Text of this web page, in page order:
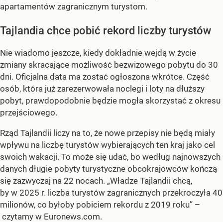
apartamentów zagranicznym turystom.
Tajlandia chce pobić rekord liczby turystów
Nie wiadomo jeszcze, kiedy dokładnie wejdą w życie
zmiany skracające możliwość bezwizowego pobytu do 30
dni. Oficjalna data ma zostać ogłoszona wkrótce. Część
osób, która już zarezerwowała noclegi i loty na dłuższy
pobyt, prawdopodobnie będzie mogła skorzystać z okresu
przejściowego.
Rząd Tajlandii liczy na to, że nowe przepisy nie będą miały
wpływu na liczbę turystów wybierających ten kraj jako cel
swoich wakacji. To może się udać, bo według najnowszych
danych długie pobyty turystyczne obcokrajowców kończą
się zazwyczaj na 22 nocach. „Władze Tajlandii chcą,
by w 2025 r. liczba turystów zagranicznych przekroczyła 40
milionów, co byłoby pobiciem rekordu z 2019 roku” –
czytamy w Euronews.com.